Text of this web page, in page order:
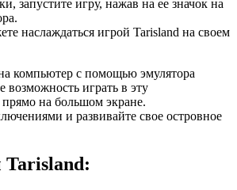
запустите игру, нажав на ее значок на
наслаждаться игрой Tarisland на своем
компьютер с помощью эмулятора
возможность играть в эту
на большом экране.
и развивайте свое островное